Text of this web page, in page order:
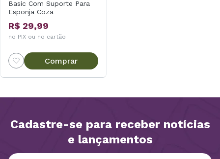
Basic Com Suporte Para
Esponja Coza
R$ 29,99
no PIX ou no cartão
Comprar
Cadastre-se para receber notícias
e lançamentos